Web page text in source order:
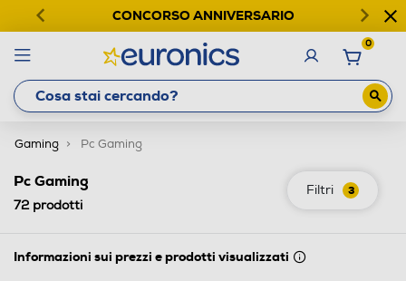
CONCORSO ANNIVERSARIO
0
Gaming Pc Gaming
Filtri 3
Pc Gaming
72prodotti
Informazioni sui prezzi e prodotti visualizzati